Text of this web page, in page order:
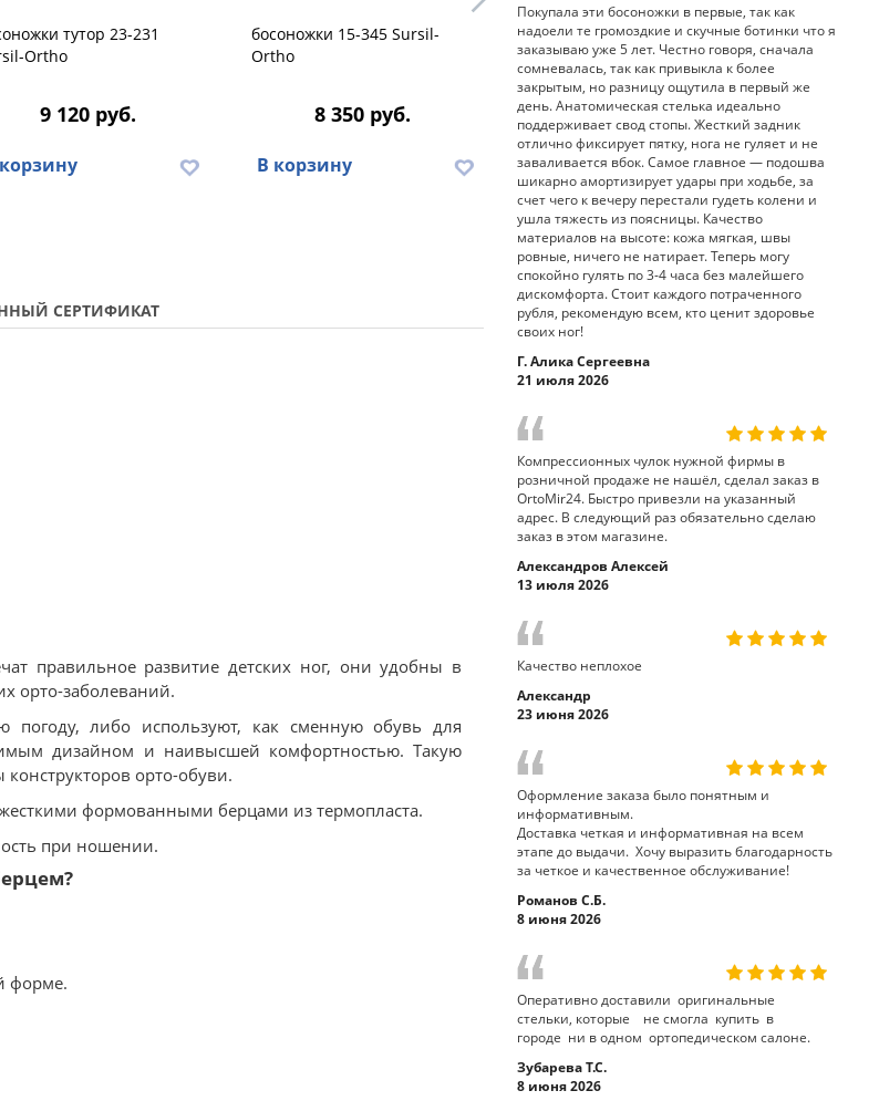
тутор 23-231
Ortho
9 120 руб.
босоножки 15-345 Sursil-
Ortho
8 350 руб.
В корзину
босоножки тутор 23-230
Sursil-Ortho
9 120 руб.
В корзину
Ortho
В
СЕРТИФИКАТ
правильное развитие детских ног, они удобны в
орто-заболеваний.
либо используют, как сменную обувь для
дизайном и наивысшей комфортностью. Такую
орто-обуви.
формованными берцами из термопласта.
при ношении.
форме.
Покупала эти босоножки в первые, так как
надоели те громоздкие и скучные ботинки что я
заказываю уже 5 лет. Честно говоря, сначала
сомневалась, так как привыкла к более
закрытым, но разницу ощутила в первый же
день. Анатомическая стелька идеально
поддерживает свод стопы. Жесткий задник
отлично фиксирует пятку, нога не гуляет и не
заваливается вбок. Самое главное — подошва
шикарно амортизирует удары при ходьбе, за
счет чего к вечеру перестали гудеть колени и
ушла тяжесть из поясницы. Качество
материалов на высоте: кожа мягкая, швы
ровные, ничего не натирает. Теперь могу
спокойно гулять по 3-4 часа без малейшего
дискомфорта. Стоит каждого потраченного
рубля, рекомендую всем, кто ценит здоровье
своих ног!
Г. Алика Сергеевна
21 июля 2026
Компрессионных чулок нужной фирмы в
розничной продаже не нашёл, сделал заказ в
OrtoMir24. Быстро привезли на указанный
адрес. В следующий раз обязательно сделаю
заказ в этом магазине.
Александров Алексей
13 июля 2026
Качество неплохое
Александр
23 июня 2026
Оформление заказа было понятным и
информативным.
Доставка четкая и информативная на всем
этапе до выдачи. Хочу выразить благодарность
за четкое и качественное обслуживание!
Романов С.Б.
8 июня 2026
Оперативно доставили оригинальные
стельки, которые не смогла купить в
городе ни в одном ортопедическом салоне.
Зубарева Т.С.
8 июня 2026